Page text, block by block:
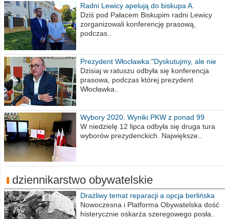
Radni Lewicy apelują do biskupa A.
Wiesława Meringa
Dziś pod Pałacem Biskupim radni Lewicy
zorganizowali konferencję prasową,
podczas..
Prezydent Włocławka:"Dyskutujmy, ale nie
obrażajmy się”
Dzisiaj w ratuszu odbyła się konferencja
prasowa, podczas której prezydent
Włocławka..
Wybory 2020. Wyniki PKW z ponad 99
procent obwodów
W niedzielę 12 lipca odbyła się druga tura
wyborów prezydenckich. Największe..
dziennikarstwo obywatelskie
Drażliwy temat reparacji a opcja berlińska
Nowoczesna i Platforma Obywatelska dość
histerycznie oskarża szeregowego posła..